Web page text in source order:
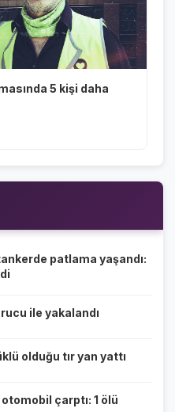
5 kişi daha
patlama yaşandı:
ile yakalandı
olduğu tır yan yattı
çarptı: 1 ölü